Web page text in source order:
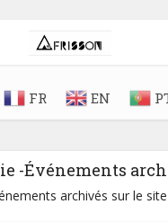
FR EN
-Événements
archivés sur le